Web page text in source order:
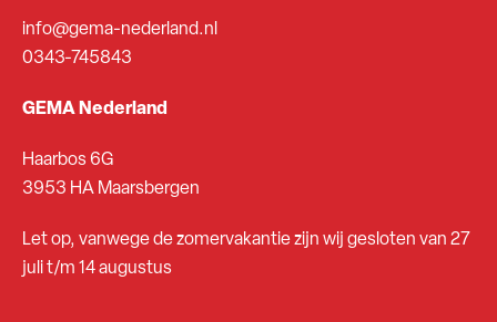
info@gema-nederland.nl
0343-745843
GEMA Nederland
Haarbos 6G
3953 HA Maarsbergen
Let op, vanwege de zomervakantie zijn wij gesloten van 27
juli t/m 14 augustus